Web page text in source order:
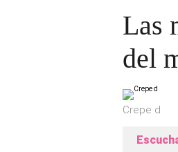
Las
del
Crepe d